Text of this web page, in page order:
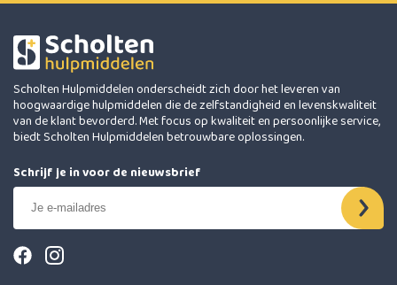
Scholten Hulpmiddelen onderscheidt zich door het leveren van
hoogwaardige hulpmiddelen die de zelfstandigheid en levenskwaliteit
van de klant bevorderd. Met focus op kwaliteit en persoonlijke service,
biedt Scholten Hulpmiddelen betrouwbare oplossingen.
Schrijf je in voor de nieuwsbrief